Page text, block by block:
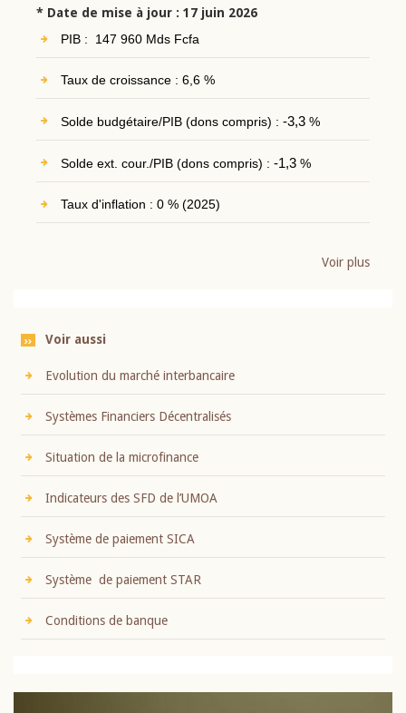
* Date de mise à jour : 17 juin 2026
PIB : 147 960 Mds Fcfa
Taux de croissance : 6,6 %
Solde budgétaire/PIB (dons compris) : -3,3%
Solde ext. cour./PIB (dons compris) : -1,3%
Taux d'inflation : 0 % (2025)
Voir plus
Voir aussi
Evolution du marché interbancaire
Systèmes Financiers Décentralisés
Situation de la microfinance
Indicateurs des SFD de l’UMOA
Système de paiement SICA
Système de paiement STAR
Conditions de banque